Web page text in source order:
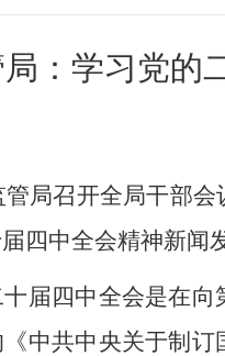
：学习党的
管局召开全局干部
四中全会精神新闻
届四中全会是在
中共中央关于制